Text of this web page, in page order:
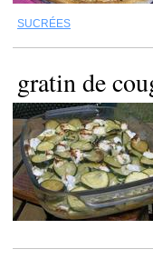
SUCRÉES
gratin de